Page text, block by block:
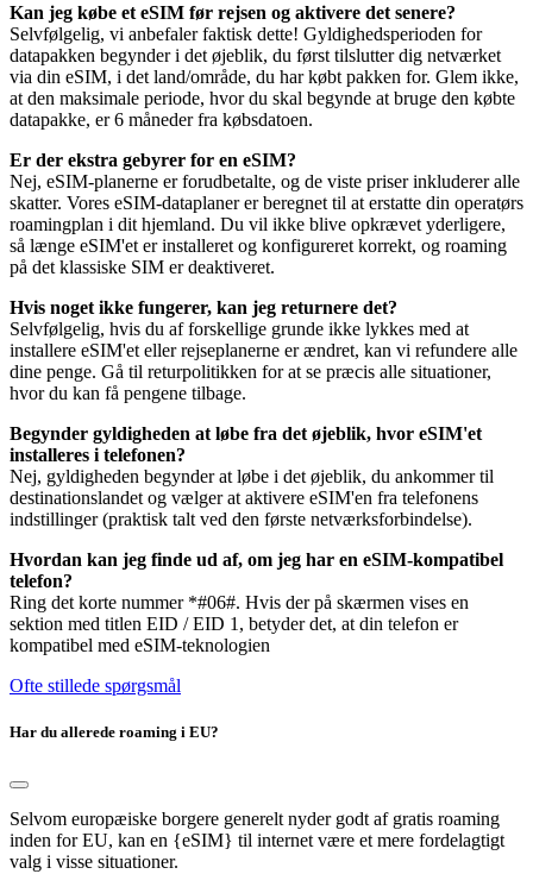
Kan jeg købe et eSIM før rejsen og aktivere det senere?
Selvfølgelig, vi anbefaler faktisk dette! Gyldighedsperioden for
datapakken begynder i det øjeblik, du først tilslutter dig netværket
via din eSIM, i det land/område, du har købt pakken for. Glem ikke,
at den maksimale periode, hvor du skal begynde at bruge den købte
datapakke, er 6 måneder fra købsdatoen.
Er der ekstra gebyrer for en eSIM?
Nej, eSIM-planerne er forudbetalte, og de viste priser inkluderer alle
skatter. Vores eSIM-dataplaner er beregnet til at erstatte din operatørs
roamingplan i dit hjemland. Du vil ikke blive opkrævet yderligere,
så længe eSIM'et er installeret og konfigureret korrekt, og roaming
på det klassiske SIM er deaktiveret.
Hvis noget ikke fungerer, kan jeg returnere det?
Selvfølgelig, hvis du af forskellige grunde ikke lykkes med at
installere eSIM'et eller rejseplanerne er ændret, kan vi refundere alle
dine penge. Gå til returpolitikken for at se præcis alle situationer,
hvor du kan få pengene tilbage.
Begynder gyldigheden at løbe fra det øjeblik, hvor eSIM'et
installeres i telefonen?
Nej, gyldigheden begynder at løbe i det øjeblik, du ankommer til
destinationslandet og vælger at aktivere eSIM'en fra telefonens
indstillinger (praktisk talt ved den første netværksforbindelse).
Hvordan kan jeg finde ud af, om jeg har en eSIM-kompatibel
telefon?
Ring det korte nummer *#06#. Hvis der på skærmen vises en
sektion med titlen EID / EID 1, betyder det, at din telefon er
kompatibel med eSIM-teknologien
Ofte stillede spørgsmål
Har du allerede roaming i EU?
Selvom europæiske borgere generelt nyder godt af gratis roaming
inden for EU, kan en {eSIM} til internet være et mere fordelagtigt
valg i visse situationer.